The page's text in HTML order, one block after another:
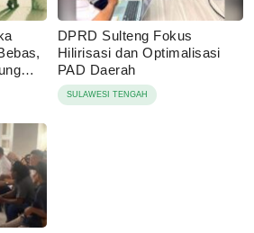
DPRD Sulteng Fokus
Hilirisasi dan Optimalisasi
PAD Daerah
SULAWESI TENGAH